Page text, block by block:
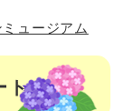
ュージアム
ト